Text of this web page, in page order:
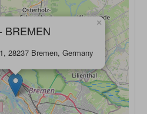
BREMEN
28237 Bremen, Germany
×